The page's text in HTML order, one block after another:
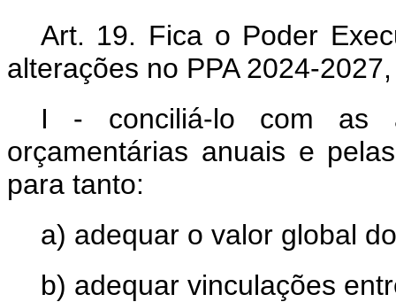
Art. 19. Fica o Poder
alterações no PPA 2024-
I - conciliá-lo com as
orçamentárias anuais e
para tanto:
a) adequar o valor global
b) adequar vinculações